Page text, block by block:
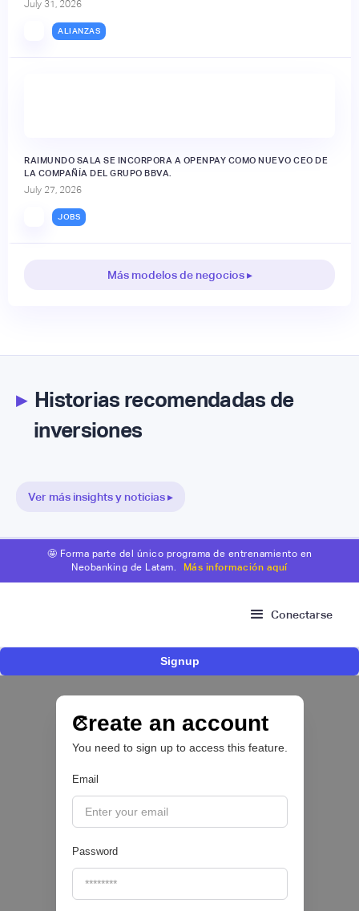
July 31, 2026
ALIANZAS
RAIMUNDO SALA SE INCORPORA A OPENPAY COMO NUEVO CEO DE
LA COMPAÑÍA DEL GRUPO BBVA.
July 27, 2026
JOBS
Más modelos de negocios ▸
▸Historias recomendadas de
inversiones
Ver más insights y noticias ▸
🤩 Forma parte del único programa de entrenamiento en
Neobanking de Latam.
Más información aquí
Conectarse
Signup
Create an account
You need to sign up to access this feature.
Email
Password
millones para expandir su plataforma de
crédito y cashback para empleados
CRÉDITO DIGITAL 💰
Pipeline Valor | August